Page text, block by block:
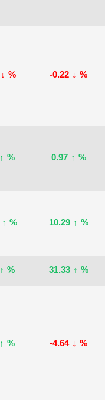
↓ % -0.22 ↓ %
↑ % 0.97 ↑ %
↑ % 10.29 ↑ %
↑ % 31.33 ↑ %
↑ % -4.64 ↓ %